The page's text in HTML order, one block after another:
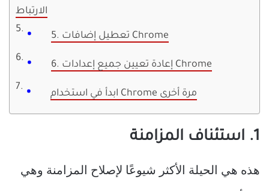
الارتباط
5. تعطيل إضافات Chrome
6. إعادة تعيين جميع إعدادات Chrome
ابدأ في استخدام Chrome مرة أخرى
1. استئناف المزامنة
هذه هي الحيلة الأكثر شيوعًا لإصلاح المزامنة وهي